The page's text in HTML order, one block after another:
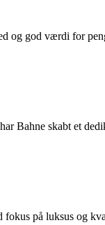
og god værdi for
Bahne skabt et
på luksus og